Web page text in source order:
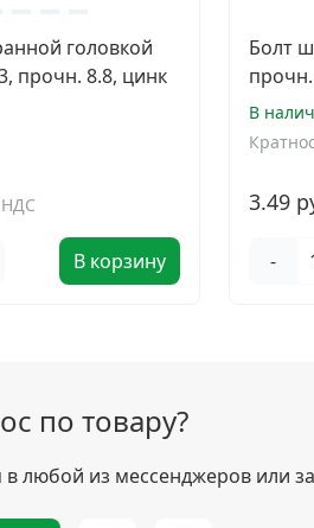
головкой
прочн. 8.8, цинк
НДС
В корзину
Болт
В
3.49
-
по товару?
любой из мессенджеров или